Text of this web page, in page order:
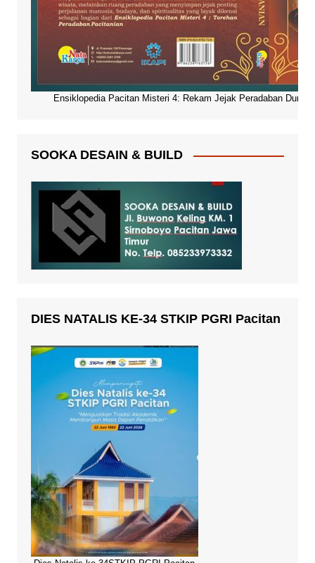
Ensiklopedia Pacitan Misteri 4: Rekam Jejak Peradaban Dunia
SOOKA DESAIN & BUILD
DIES NATALIS KE-34 STKIP PGRI Pacitan